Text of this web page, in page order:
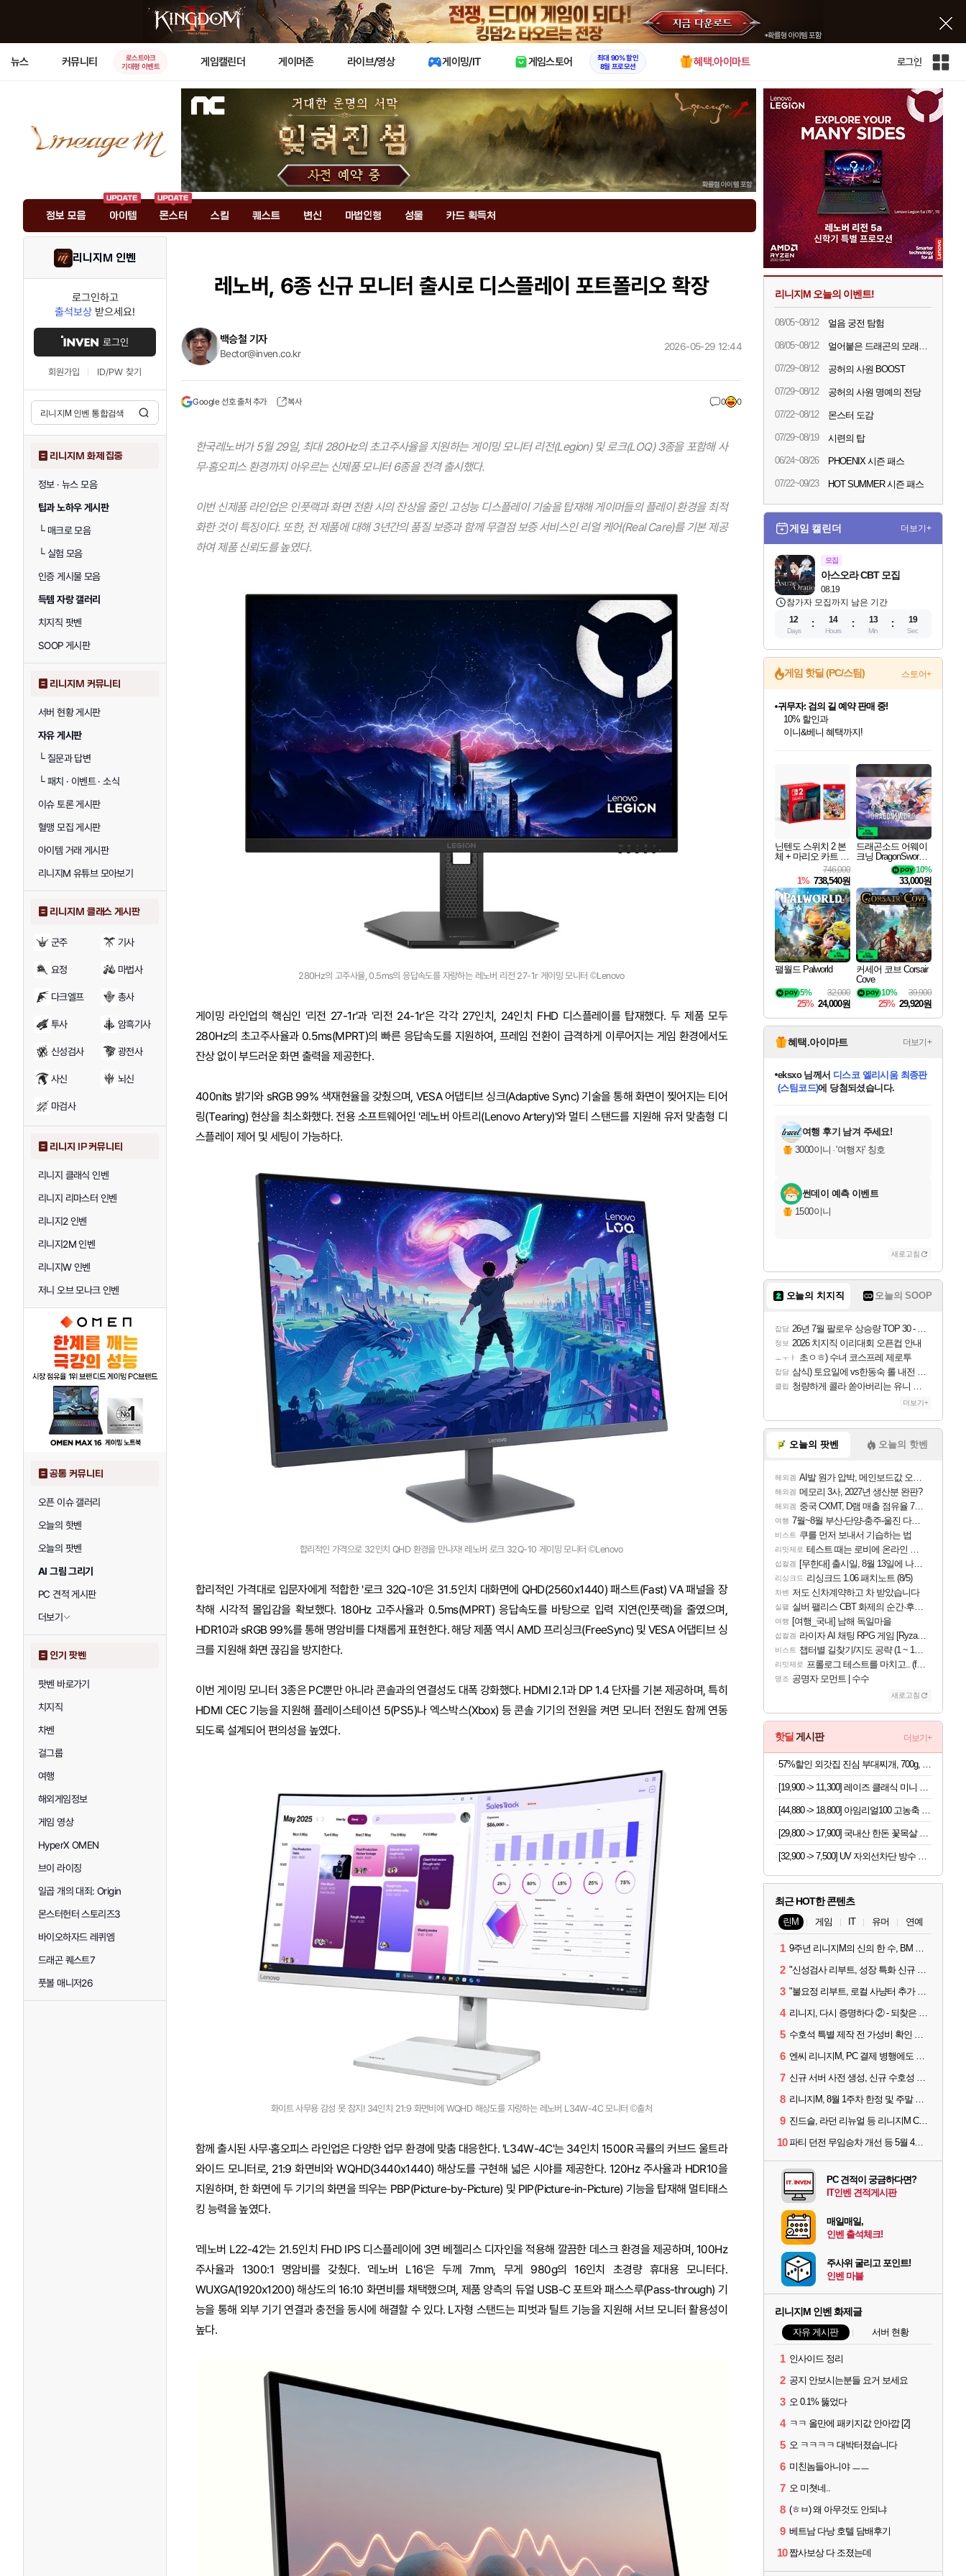
X
뉴스 커뮤니티
로스트아크
기대평 이벤트
게임캘린더 게이머존 라이브/영상 게이밍/IT 게임스토어
최대 90% 할인
8월 프로모션
혜택.아이마트 로그인
인
전
체
사
이
트
맵
정보 모음 아이템 몬스터 스킬 퀘스트 변신 마법인형 성물 카드 획득처
리니지M 인벤
로그인하고
출석보상 받으세요!
로그인
회원가입 ID/PW 찾기
리니지M 화제 집중
정보 · 뉴스 모음
팁과 노하우 게시판
└매크로 모음
└실험 모음
인증 게시물 모음
득템 자랑 갤러리
치지직 팟벤
SOOP 게시판
리니지M 커뮤니티
서버 현황 게시판
자유 게시판
└질문과 답변
└패치 · 이벤트 · 소식
이슈 토론 게시판
혈맹 모집 게시판
아이템 거래 게시판
리니지M 유튜브 모아보기
리니지M 클래스 게시판
군주 기사
요정 마법사
다크엘프 총사
투사 암흑기사
신성검사 광전사
사신 뇌신
마검사
리니지 IP 커뮤니티
리니지 클래식 인벤
리니지 리마스터 인벤
리니지2 인벤
리니지2M 인벤
리니지W 인벤
저니 오브 모나크 인벤
공통 커뮤니티
오픈 이슈 갤러리
오늘의 핫벤
오늘의 팟벤
AI 그림 그리기
PC 견적 게시판
더보기
인기 팟벤
팟벤 바로가기
치지직
차벤
걸그룹
여행
해외게임정보
게임 영상
HyperX OMEN
브이 라이징
일곱 개의 대죄: Origin
몬스터헌터 스토리즈3
바이오하자드 레퀴엠
드래곤 퀘스트7
풋볼 매니저26
레노버, 6종 신규 모니터 출시로 디스플레이 포트폴리오 확장
백승철 기자
Bector@inven.co.kr
Google 선호 출처 추가 복사 0 0
2026-05-29 12:44
한국레노버가 5월 29일, 최대 280Hz의 초고주사율을 지원하는 게이밍 모니터 리전(Legion) 및 로크(LOQ) 3종을 포함해 사
무·홈오피스 환경까지 아우르는 신제품 모니터 6종을 전격 출시했다.
이번 신제품 라인업은 인풋랙과 화면 전환 시의 잔상을 줄인 고성능 디스플레이 기술을 탑재해 게이머들의 플레이 환경을 최적
화한 것이 특징이다. 또한, 전 제품에 대해 3년간의 품질 보증과 함께 무결점 보증 서비스인 리얼 케어(Real Care)를 기본 제공
하여 제품 신뢰도를 높였다.
280Hz의 고주사율, 0.5ms의 응답속도를 자랑하는 레노버 리전 27-1r 게이밍 모니터 ©Lenovo
게이밍 라인업의 핵심인 '리전 27-1r'과 '리전 24-1r'은 각각 27인치, 24인치 FHD 디스플레이를 탑재했다. 두 제품 모두
280Hz의 초고주사율과 0.5ms(MPRT)의 빠른 응답속도를 지원하여, 프레임 전환이 급격하게 이루어지는 게임 환경에서도
잔상 없이 부드러운 화면 출력을 제공한다.
400nits 밝기와 sRGB 99% 색재현율을 갖췄으며, VESA 어댑티브 싱크(Adaptive Sync) 기술을 통해 화면이 찢어지는 티어
링(Tearing) 현상을 최소화했다. 전용 소프트웨어인 '레노버 아트리(Lenovo Artery)'와 멀티 스탠드를 지원해 유저 맞춤형 디
스플레이 제어 및 세팅이 가능하다.
합리적인 가격으로 32인치 QHD 환경을 만나자! 레노버 로크 32Q-10 게이밍 모니터 ©Lenovo
합리적인 가격대로 입문자에게 적합한 '로크 32Q-10'은 31.5인치 대화면에 QHD(2560x1440) 패스트(Fast) VA 패널을 장
착해 시각적 몰입감을 확보했다. 180Hz 고주사율과 0.5ms(MPRT) 응답속도를 바탕으로 입력 지연(인풋랙)을 줄였으며,
HDR10과 sRGB 99%를 통해 명암비를 다채롭게 표현한다. 해당 제품 역시 AMD 프리싱크(FreeSync) 및 VESA 어댑티브 싱
크를 지원해 화면 끊김을 방지한다.
이번 게이밍 모니터 3종은 PC뿐만 아니라 콘솔과의 연결성도 대폭 강화했다. HDMI 2.1과 DP 1.4 단자를 기본 제공하며, 특히
HDMI CEC 기능을 지원해 플레이스테이션 5(PS5)나 엑스박스(Xbox) 등 콘솔 기기의 전원을 켜면 모니터 전원도 함께 연동
되도록 설계되어 편의성을 높였다.
화이트 사무용 감성 못 참지! 34인치 21:9 화면비에 WQHD 해상도를 자랑하는 레노버 L34W-4C 모니터 ©출처
함께 출시된 사무·홈오피스 라인업은 다양한 업무 환경에 맞춤 대응한다. 'L34W-4C'는 34인치 1500R 곡률의 커브드 울트라
와이드 모니터로, 21:9 화면비와 WQHD(3440x1440) 해상도를 구현해 넓은 시야를 제공한다. 120Hz 주사율과 HDR10을
지원하며, 한 화면에 두 기기의 화면을 띄우는 PBP(Picture-by-Picture) 및 PIP(Picture-in-Picture) 기능을 탑재해 멀티태스
킹 능력을 높였다.
'레노버 L22-42'는 21.5인치 FHD IPS 디스플레이에 3면 베젤리스 디자인을 적용해 깔끔한 데스크 환경을 제공하며, 100Hz
주사율과 1300:1 명암비를 갖췄다. '레노버 L16'은 두께 7mm, 무게 980g의 16인치 초경량 휴대용 모니터다.
WUXGA(1920x1200) 해상도의 16:10 화면비를 채택했으며, 제품 양측의 듀얼 USB-C 포트와 패스스루(Pass-through) 기
능을 통해 외부 기기 연결과 충전을 동시에 해결할 수 있다. L자형 스탠드는 피벗과 틸트 기능을 지원해 서브 모니터 활용성이
높다.
리니지M 오늘의 이벤트!
08/05~08/12 얼음 궁전 탐험
08/05~08/12 얼어붙은 드래곤의 모래시계
07/29~08/12 공허의 사원 BOOST
07/29~08/12 공허의 사원 명예의 전당
07/22~08/12 몬스터 도감
07/29~08/19 시련의 탑
06/24~08/26 PHOENIX 시즌 패스
07/22~09/23 HOT SUMMER 시즌 패스
게임 캘린더 더보기+
모집
08.19
아스오라 CBT 모집
참가자 모집까지 남은 기간
12
Days
14
Hours
13
Min
17
Sec
게임 핫딜 (PC/스팀) 스토어+
최대 90% 할인가를 만나보세요!
네이버혜택과 함께 만나보세요!
50%할인&추가 적립까지!
귀무자: 검의 길 예약 판매 중!
10% 할인과
이니&베니 혜택까지!
네이버 혜택가와 함께 예약하세요!
할인&네이버혜택으로 만나보세요!
네이버페이 혜택과 만나보세요!
40주년 프로모션으로 만나보세요!
네이버 포인트 혜택까지!
할인가에 만나보세요!
일부 에디션 상시 할인!
혜택으로 예약 판매 중
편안하게 충전하세요
닌텐도 스위치 2 본
체 + 마리오 카트 월
746,000
1% 738,540원
드래곤소드 어웨이
크닝 DragonSword A
10%
33,000원
팰월드 Palworld
32,000
5%
25% 24,000원
커세어 코브 Corsair
Cove
39,900
10%
25% 29,920원
혜택.아이마트 더보기+
당첨되셨습니다.
당첨되셨습니다.
eksxo님께서 디스코 엘리시움 최종판
(스팀코드)에 당첨되셨습니다.
당첨되셨습니다.
당첨되셨습니다.
에디션 (스팀코드) 를 교환.
당첨되셨습니다.
당첨되셨습니다.
당첨되셨습니다.
당첨되셨습니다.
여행 후기 남겨 주세요!
3000이니 ·'여행자' 칭호
썬데이 예측 이벤트
1500이니
새로고침
오늘의 치지직 오늘의 SOOP
잡담 26년 7월 팔로우 상승량 TOP 30 - 월간 치지직
정보 2026 치지직 이리대회 오픈컵 안내
ㅗㅜㅑ 초ㅇㅎ) 수녀 코스프레 제로투
잡담 삼식) 토요일에 vs한동숙 롤 내전 예정
클립 청량하게 콜라 쏟아버리는 유니 ㅋㅋㅋ
더보기+
오늘의 팟벤 오늘의 핫벤
해외겜 AI발 원가 압박, 메인보드값 오르나
해외겜 메모리 3사, 2027년 생산분 완판?
해외겜 중국 CXMT, D램 매출 점유율 7%…글로벌 4위로 부상
여행 7월~8월 부산-단양-충주-울진 다녀왔어요~
비스트 쿠를 먼저 보내서 기습하는 법
리밋제로 테스트 때는 로비에 온라인 기능이 있는데
섭컬겜 [무한대] 출시일, 8월 13일에 나오나
리싱크드 리싱크드 1.06 패치노트 (8/5)
차벤 저도 신차계약하고 차 받았습니다
실팰 실버 팰리스 CBT 화제의 순간·후기 모음
여행 [여행_국내] 남해 독일마을
섭컬겜 라이자 AI 채팅 RPG 게임 [RyzaChat: AI] 공개
비스트 챕터별 길찾기/지도 공략 (1 ~ 12장)
리밋제로 프롤로그 테스트를 마치고.. (feat. 리아)
명조 공명자 모먼트 | 수수
새로고침
핫딜 게시판 더보기+
[32,900 -> 7,500] UV 자외선차단 방수 방풍 양우산
최근 HOT한 콘텐츠
린M 게임 IT 유머 연예
1 9주년 리니지M의 신의 한 수, BM 장비 아데나 판매 예고
2 "신성검사 리부트, 성장 특화 신규 서버" 리니지M 3월 업데이트 예고
3 "불요정 리부트, 로컬 사냥터 추가 예정" 리니지M 9주년 업데이트 예고
4 리니지, 다시 증명하다 ② - 되찾은 모바일 왕좌
5 수호석 특별 제작 전 가성비 확인 필수! 3월 2주차 업데이트 이슈
6 엔씨 리니지M, PC 결제 병행에도 모바일 '매출 1위' 탈환
7 신규 서버 사전 생성, 신규 수호성 추가 등 3월 1주차 업데이트 이슈
8 리니지M, 8월 1주차 한정 및 주말 제작 정보
9 진드슬, 라던 리뉴얼 등 리니지M ContiNew 업데이트 핵심 요약
10 파티 던전 무임승차 개선 등 5월 4주차 업데이트 이슈
PC 견적이 궁금하다면?
IT인벤 견적게시판
매일매일,
인벤 출석체크!
주사위 굴리고 포인트!
인벤 마블
리니지M 인벤 화제글
자유 게시판 서버 현황
1 인사이드 정리
2 공지 안보시는분들 요거 보세요
3 오 0.1% 뚫었다
4 ㅋㅋ 올만에 패키지값 안아깝 [2]
5 오 ㅋㅋㅋㅋ 대박터졌습니다
6 미친놈들아니야 ㅡㅡ
7 오 미쳣네..
8 (ㅎㅂ) 왜 아무것도 안되냐
9 베트남 다낭 호텔 담배후기
10 짭사보상 다 조졌는데